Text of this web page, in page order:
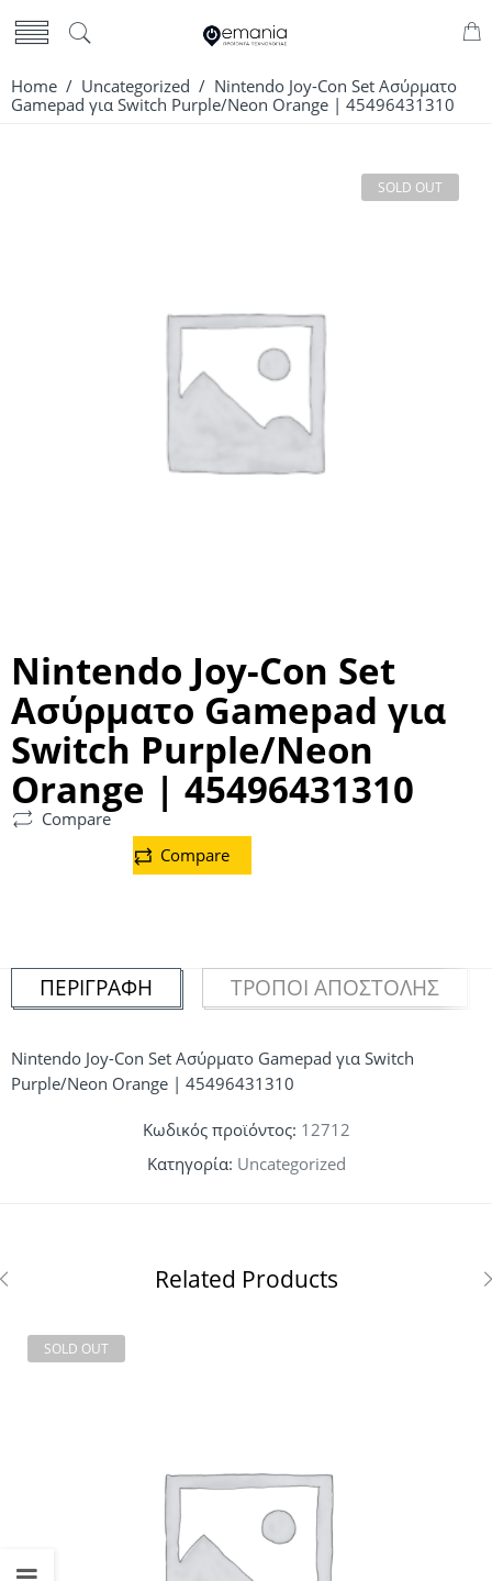
Home / Uncategorized / Nintendo Joy-Con Set Ασύρματο
Gamepad για Switch Purple/Neon Orange | 45496431310
SOLD OUT
Nintendo Joy-Con Set
Ασύρματο Gamepad για
Switch Purple/Neon
Orange | 45496431310
Compare
Compare
ΠΕΡΙΓΡΑΦΉ ΤΡΌΠΟΙ ΑΠΟΣΤΟΛΉΣ
Nintendo Joy-Con Set Ασύρματο Gamepad για Switch
Purple/Neon Orange | 45496431310
Κωδικός προϊόντος: 12712
Κατηγορία: Uncategorized
Related Products
SOLD OUT